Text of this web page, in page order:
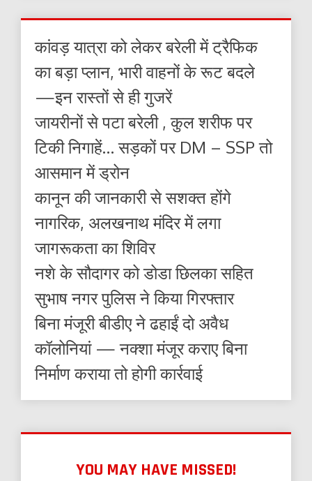
कांवड़ यात्रा को लेकर बरेली में ट्रैफिक
का बड़ा प्लान, भारी वाहनों के रूट बदले
—इन रास्तों से ही गुजरें
जायरीनों से पटा बरेली , कुल शरीफ पर
टिकी निगाहें… सड़कों पर DM – SSP तो
आसमान में ड्रोन
कानून की जानकारी से सशक्त होंगे
नागरिक, अलखनाथ मंदिर में लगा
जागरूकता का शिविर
नशे के सौदागर को डोडा छिलका सहित
सुभाष नगर पुलिस ने किया गिरफ्तार
बिना मंजूरी बीडीए ने ढहाईं दो अवैध
कॉलोनियां — नक्शा मंजूर कराए बिना
निर्माण कराया तो होगी कार्रवाई
YOU MAY HAVE MISSED!